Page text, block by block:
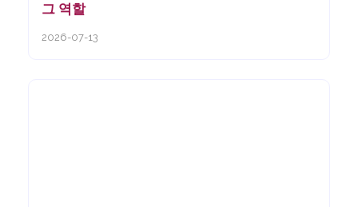
그 역할
2026-07-13